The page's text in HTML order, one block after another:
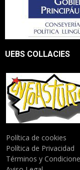
UEBS COLLACIES
Política de cookies
Política de Privacidad
Términos y